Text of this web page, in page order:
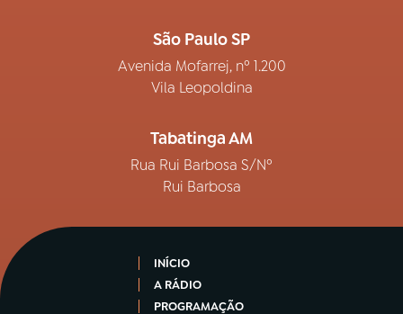
São Paulo SP
Avenida Mofarrej, nº 1.200
Vila Leopoldina
Tabatinga AM
Rua Rui Barbosa S/Nº
Rui Barbosa
INÍCIO
A RÁDIO
PROGRAMAÇÃO